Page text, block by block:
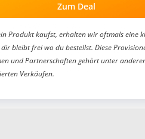
Zum Deal
Produkt kaufst, erhalten wir oftmals eine
bleibt frei wo du bestellst. Diese
und Partnerschaften gehört unter
Verkäufen.